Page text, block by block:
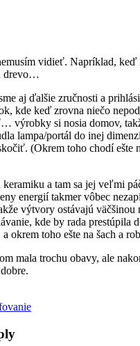
vidieť. Napríklad, keď
drevo…
aj ďalšie zručnosti a
kde keď zrovna niečo
výrobky si nosia domov,
lampa/portál do inej
(Okrem toho chodí ešte
a tam sa jej veľmi
energií takmer vôbec
výtvory ostávajú väčšinou
kde by rada prestúpila
a okrem toho ešte na šach a
mala trochu obavy, ale